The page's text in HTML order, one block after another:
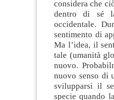
considera che
dentro di sé
occidentale.
sentimento di
Ma l’idea, il
tale (umanità
nuovo.
nuovo senso di
svilupparsi il
specie quando